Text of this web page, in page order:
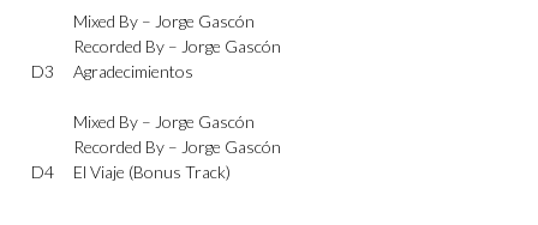
Mixed By – Jorge Gascón
Recorded By – Jorge Gascón
D3
Agradecimientos
Mixed By – Jorge Gascón
Recorded By – Jorge Gascón
D4
El Viaje (Bonus Track)